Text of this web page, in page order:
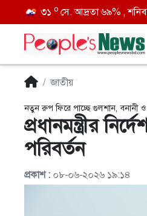
৩১ o সে. আদ্রতা ৬৯% ,
জাতীয়
নতুন রুপ ফিরে পাচ্ছে গুলশান, বনানী ও
প্রধানমন্ত্রীর
পরিবর্তন
প্রকাশ : ০৮-০৬-২০২৬ ১৯:১৪